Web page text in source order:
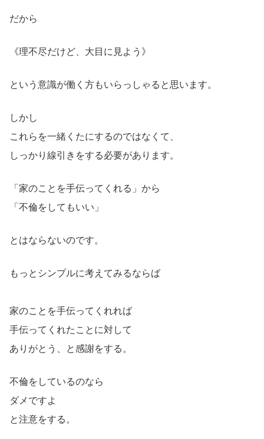
だから
《理不尽だけど、大目に見よう》
という意識が働く方もいらっしゃると思います。
しかし
これらを一緒くたにするのではなくて、
しっかり線引きをする必要があります。
「家のことを手伝ってくれる」から
「不倫をしてもいい」
とはならないのです。
もっとシンプルに考えてみるならば
家のことを手伝ってくれれば
手伝ってくれたことに対して
ありがとう、と感謝をする。
不倫をしているのなら
ダメですよ
と注意をする。